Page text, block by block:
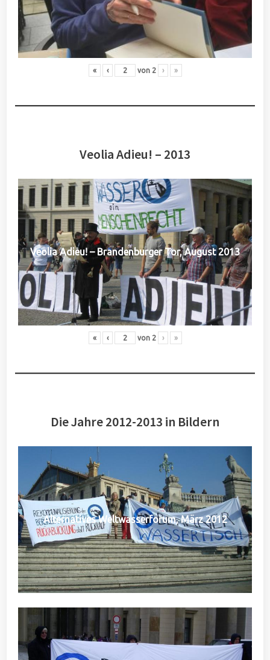
« ‹ von 2 › »
Veolia Adieu! – 2013
Veolia Adieu! – Brandenburger Tor, August 2013
« ‹ von 2 › »
Die Jahre 2012-2013 in Bildern
Alternatives Weltwasserforum, März 2012